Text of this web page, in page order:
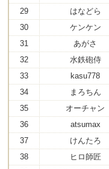
29
はなどら
30
ケンケン
31
あがさ
32
水鉄砲侍
33
kasu778
34
まろちん
35
オーチャン
36
atsumax
37
けんたろ
38
ヒロ師匠